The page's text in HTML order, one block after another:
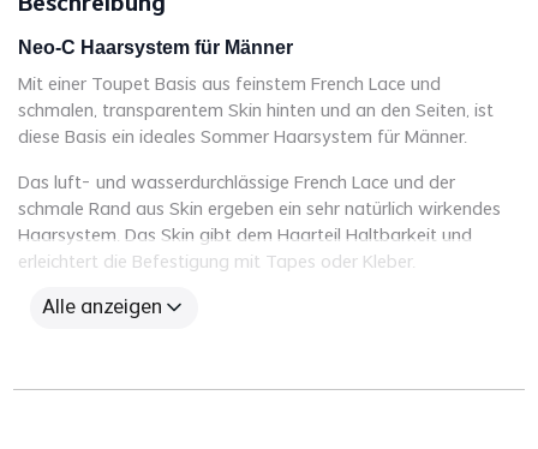
Neo-C Haarsystem für Männer
Mit einer Toupet Basis aus feinstem French Lace und
schmalen, transparentem Skin hinten und an den Seiten, ist
diese Basis ein ideales Sommer Haarsystem für Männer.
Das luft- und wasserdurchlässige French Lace und der
schmale Rand aus Skin ergeben ein sehr natürlich wirkendes
Haarsystem. Das Skin gibt dem Haarteil Haltbarkeit und
erleichtert die Befestigung mit Tapes oder Kleber.
ideal für ein Sommer Haarteil für Männer.
Alle anzeigen